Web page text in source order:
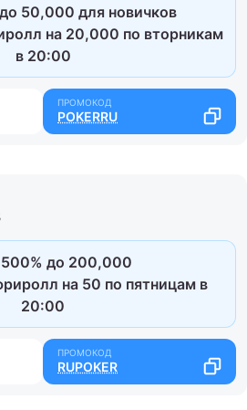
50,000 для новичков
на 20,000 по вторникам
в 20:00
POKERRU
500% до 200,000
на 50 по пятницам в
20:00
RUPOKER